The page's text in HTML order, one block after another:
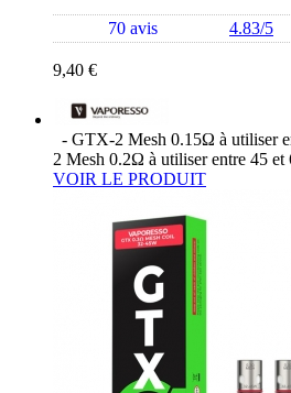
70 avis 4.83/5
9,40 €
- GTX-2 Mesh 0.15Ω à utiliser
2 Mesh 0.2Ω à utiliser entre 45 et
VOIR LE PRODUIT